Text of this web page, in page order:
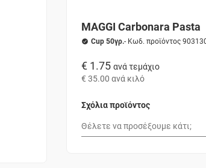
MAGGI Carbonara Pasta
Cup 50γρ.- Κωδ. προϊόντος
€ 1.75 ανά τεμάχιο
€ 35.00 ανά κιλό
Σχόλια προϊόντος